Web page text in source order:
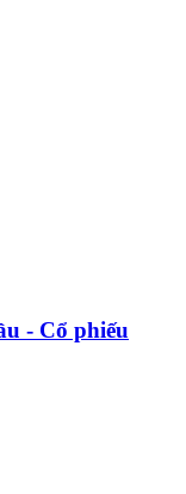
- Cổ phiếu